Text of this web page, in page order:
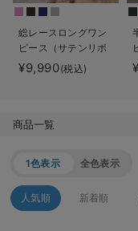
総レースロングワン
ピース（サテンリボ
ンベルト付） マタ
ニティ・授乳服【出
¥9,990(税込)
商品一覧
1色表示 全色表示
人気順 新着順